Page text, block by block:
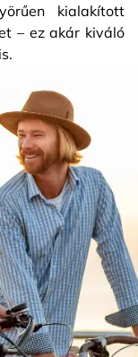
kialakított
– ez akár kiváló